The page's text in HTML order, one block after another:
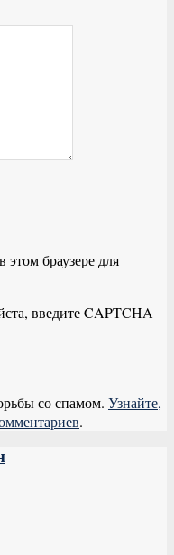
браузере для
введите CAPTCHA
со спамом. Узнайте,
.